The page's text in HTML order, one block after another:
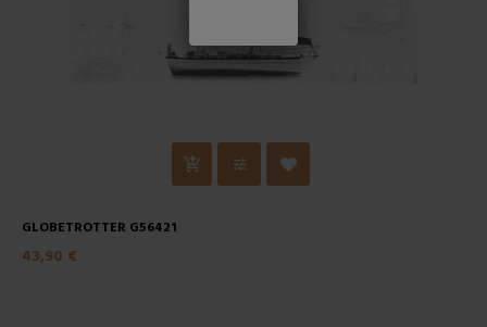
GLOBETROTTER G56421
43,90 €